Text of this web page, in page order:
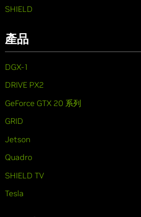
SHIELD
產品
DGX-1
DRIVE PX2
GeForce GTX 20 系列
GRID
Jetson
Quadro
SHIELD TV
Tesla